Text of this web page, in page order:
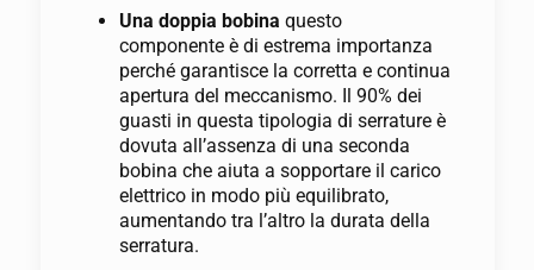
Una doppia bobina questo
componente è di estrema importanza
perché garantisce la corretta e continua
apertura del meccanismo. Il 90% dei
guasti in questa tipologia di serrature è
dovuta all’assenza di una seconda
bobina che aiuta a sopportare il carico
elettrico in modo più equilibrato,
aumentando tra l’altro la durata della
serratura.